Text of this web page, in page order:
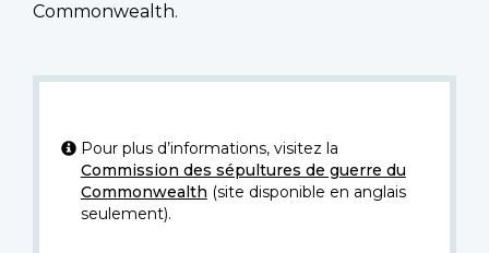
Commonwealth.
Pour plus d’informations, visitez la
Commission des sépultures de guerre du
Commonwealth (site disponible en anglais
seulement).